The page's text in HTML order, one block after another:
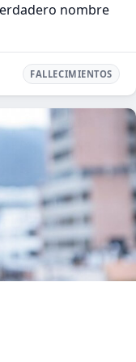
nombre
FALLECIMIENTOS